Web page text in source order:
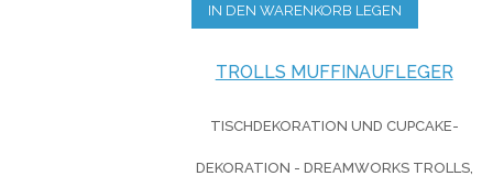
IN DEN WARENKORB LEGEN
TROLLS MUFFINAUFLEGER
TISCHDEKORATION UND CUPCAKE-
DEKORATION - DREAMWORKS TROLLS,